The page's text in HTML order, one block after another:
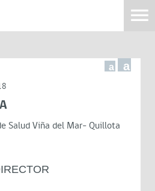
a a
Salud Viña del Mar- Quillota